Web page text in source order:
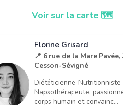
Voir sur la carte 🗺️
Florine Grisard
📍 6 rue de la Mare Pavée,
Cesson-Sévigné
Diététicienne-Nutritionniste
Napsothérapeute,
corps humain et convainc...